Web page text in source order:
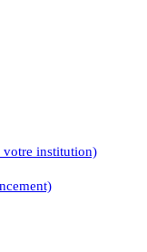
votre institution)